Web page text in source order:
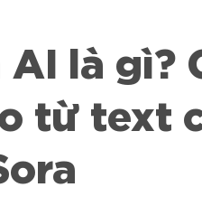
AI là gì?
từ text